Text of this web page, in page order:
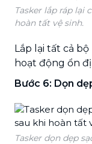
Tasker lắp ráp lại
hoàn tất vệ sinh.
Lắp lại tất cả
hoạt động ổn
Bước 6: Dọn
Tasker dọn dẹp